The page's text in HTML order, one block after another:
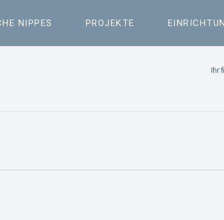
NIPPES PROJEKTE
Ihr